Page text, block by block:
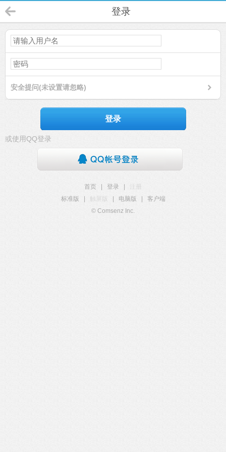
登录
安全提问(未设置请忽略)
登录
或使用QQ登录
首页 登录
注册
标准版
触屏版 电脑版
客户端
© Comsenz Inc.